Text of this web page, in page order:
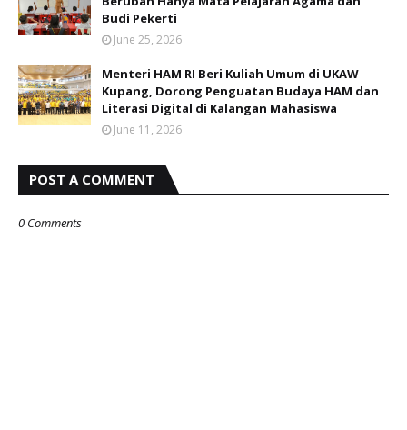
Budi Pekerti
June 25, 2026
Menteri HAM RI Beri Kuliah Umum di UKAW
Kupang, Dorong Penguatan Budaya HAM dan
Literasi Digital di Kalangan Mahasiswa
June 11, 2026
POST A COMMENT
0 Comments